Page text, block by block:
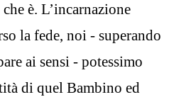
è. L’incarnazione
la fede, noi - superando
ai sensi - potessimo
di quel Bambino ed